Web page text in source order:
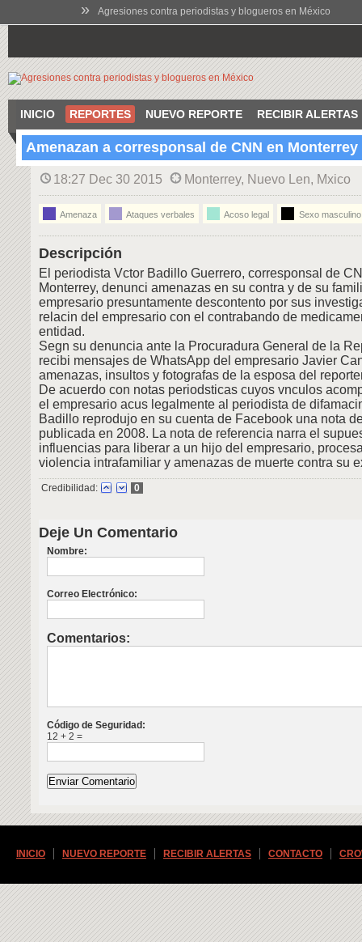
» Agresiones contra periodistas y blogueros en México
INICIO REPORTES NUEVO REPORTE RECIBIR ALERTAS
Amenazan a corresponsal de CNN en Monterrey
18:27 Dec 30 2015 Monterrey, Nuevo Len, Mxico
Amenaza Ataques verbales Acoso legal Sexo masculino
Descripción
El periodista Vctor Badillo Guerrero, corresponsal de
Monterrey, denunci amenazas en su contra y de su
empresario presuntamente descontento por sus
relacin del empresario con el contrabando de
entidad.
Segn su denuncia ante la Procuradura General de la
recibi mensajes de WhatsApp del empresario Javier
amenazas, insultos y fotografas de la esposa del
De acuerdo con notas periodsticas cuyos vnculos
el empresario acus legalmente al periodista de
Badillo reprodujo en su cuenta de Facebook una nota
publicada en 2008. La nota de referencia narra el
influencias para liberar a un hijo del empresario,
violencia intrafamiliar y amenazas de muerte contra su
Credibilidad: 0
Deje Un Comentario
Nombre:
Correo Electrónico:
Comentarios:
Código de Seguridad:
12 + 2 =
INICIO NUEVO REPORTE RECIBIR ALERTAS CONTACTO